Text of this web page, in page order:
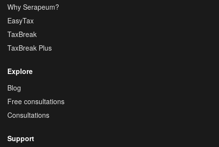
Why Serapeum?
EasyTax
TaxBreak
TaxBreak Plus
Explore
Blog
Free consultations
Consultations
Support